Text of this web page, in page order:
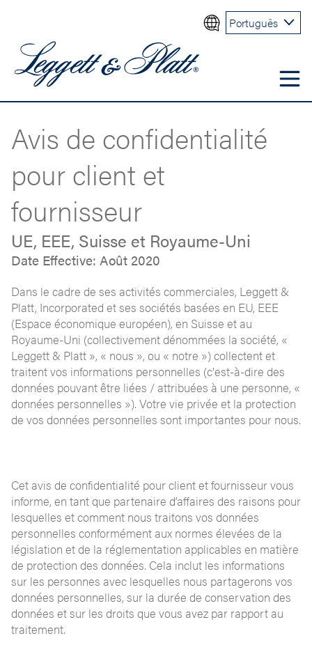
Português
Avis de confidentialité
pour client et
fournisseur
UE, EEE, Suisse et Royaume-Uni
Date Effective: Août 2020
Dans le cadre de ses activités commerciales, Leggett &
Platt, Incorporated et ses sociétés basées en EU, EEE
(Espace économique européen), en Suisse et au
Royaume-Uni (collectivement dénommées la société, «
Leggett & Platt », « nous », ou « notre ») collectent et
traitent vos informations personnelles (c'est-à-dire des
données pouvant être liées / attribuées à une personne, «
données personnelles »). Votre vie privée et la protection
de vos données personnelles sont importantes pour nous.
Cet avis de confidentialité pour client et fournisseur vous
informe, en tant que partenaire d’affaires des raisons pour
lesquelles et comment nous traitons vos données
personnelles conformément aux normes élevées de la
législation et de la réglementation applicables en matière
de protection des données. Cela inclut les informations
sur les personnes avec lesquelles nous partagerons vos
données personnelles, sur la durée de conservation des
données et sur les droits que vous avez par rapport au
traitement.